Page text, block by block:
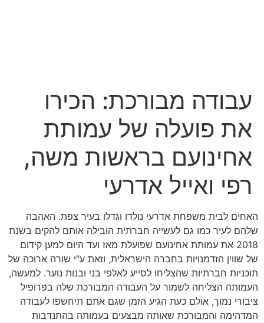
עבודה מבורכת: הכירו
את פועלה של עמותת
אחינועם בראשות משה,
רפי ואייל אדרעי
האחים לבית משפחת אדרעי נולדו וגדלו בעיר צפת. האהבה
שלהם לעיר כמו גם לעשייה חברתית הובילה אותם להקים בשנת
2018 את עמותת אחינועם שפועלת מאז ועד היום למען קידום
של שווין הזדמנויות בחברה הישראלית, וזאת ע"י שורה ארוכה של
תוכניות חברתיות שהצליחו לסייע לאלפי בני ובנות נוער. למעשה,
העמותה הצליחה לשמור על העבודה המבורכת שלה בפרופיל
ציבורי נמוך, אולם כעת הגיע הזמן שגם אתם תיחשפו לעבודה
המדהימה והמבורכת שאותה מבצעים בעמותה בהתנדבות